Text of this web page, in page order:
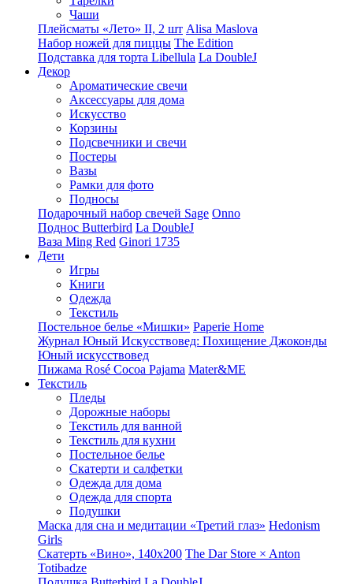
Чаши
Плейсматы «Лето» II, 2 шт Alisa Maslova
Набор ножей для пиццы The Edition
Подставка для торта Libellula La DoubleJ
Декор
Ароматические свечи
Аксессуары для дома
Искусство
Корзины
Подсвечники и свечи
Постеры
Вазы
Рамки для фото
Подносы
Подарочный набор свечей Sage Onno
Поднос Butterbird La DoubleJ
Ваза Ming Red Ginori 1735
Дети
Игры
Книги
Одежда
Текстиль
Постельное белье «Мишки» Paperie Home
Журнал Юный Искусствовед: Похищение Джоконды
Юный искусствовед
Пижама Rosé Cocoa Pajama Mater&ME
Текстиль
Пледы
Дорожные наборы
Текстиль для ванной
Текстиль для кухни
Постельное белье
Скатерти и салфетки
Одежда для дома
Одежда для спорта
Подушки
Маска для сна и медитации «Третий глаз» Hedonism
Girls
Скатерть «Вино», 140х200 The Dar Store × Anton
Totibadze